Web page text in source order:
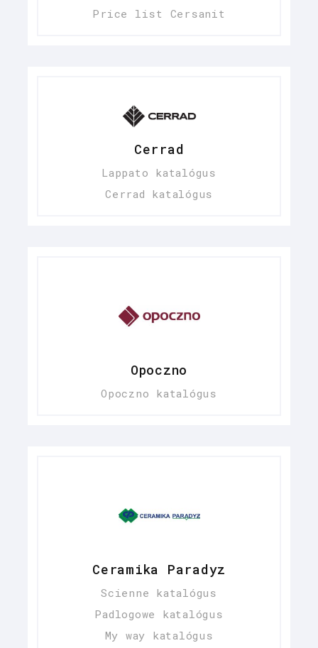
Price list Cersanit
Cerrad
Lappato katalógus
Cerrad katalógus
Opoczno
Opoczno katalógus
Ceramika Paradyz
Scienne katalógus
Padlogowe katalógus
My way katalógus